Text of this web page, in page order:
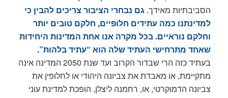
הסביבתיות מאידך. גם נבחרי הציבור צריכים להבין כי
למדינתנו כמה עתידים חלופיים, חלקם טובים יותר
וחלקם נוראיים. בכל מקרה אנו אחת המדינות היחידות
שאחד מתרחישי העתיד שלה הוא “עתיד בלהות”.
בעתיד כזה הרי שבדור הקרוב ועד שנת 2050 המדינה אינה
מתקיימת, או מאבדת את צביונה היהודי או לחלופין את
צביונה הדמוקרטי, או, רחמנה ליצלן, הופכת למדינת עוני